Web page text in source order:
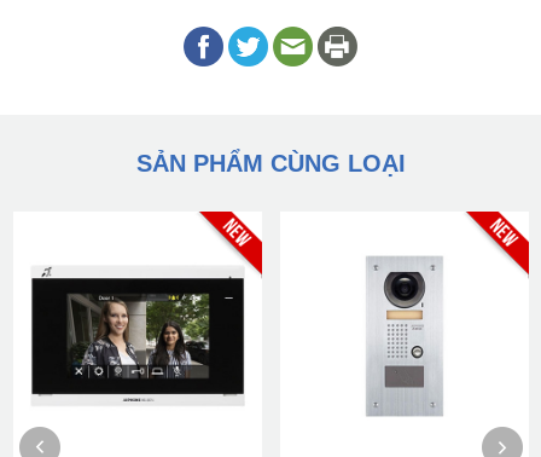
SẢN PHẨM CÙNG LOẠI